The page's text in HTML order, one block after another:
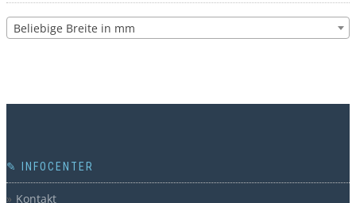
Beliebige Breite in mm
✎ INFOCENTER
Kontakt